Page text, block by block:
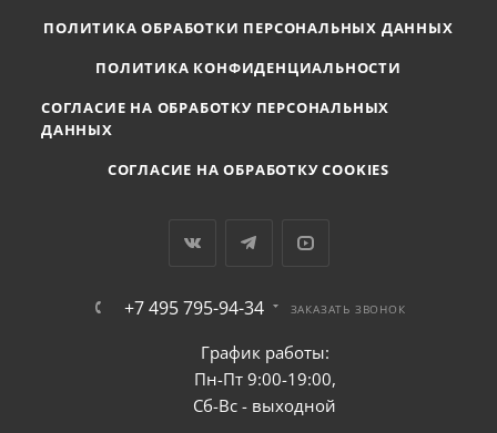
ПОЛИТИКА ОБРАБОТКИ ПЕРСОНАЛЬНЫХ ДАННЫХ
ПОЛИТИКА КОНФИДЕНЦИАЛЬНОСТИ
СОГЛАСИЕ НА ОБРАБОТКУ ПЕРСОНАЛЬНЫХ
ДАННЫХ
СОГЛАСИЕ НА ОБРАБОТКУ COOKIES
+7 495 795-94-34 ЗАКАЗАТЬ ЗВОНОК
График работы:
Пн-Пт 9:00-19:00,
Сб-Вс - выходной